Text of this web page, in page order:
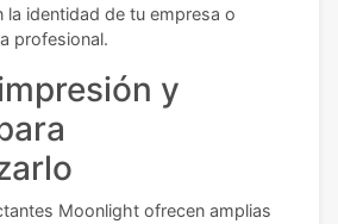
la identidad de tu empresa o
profesional.
y
Moonlight ofrecen amplias